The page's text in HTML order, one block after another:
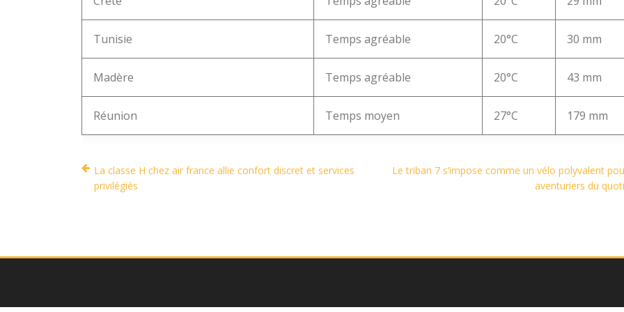
Tunisie Temps agréable 20°C 30 mm
Madère Temps agréable 20°C 43 mm
Réunion Temps moyen 27°C 179 mm
La classe H chez air france allie confort discret et services
privilégiés
Le triban 7 s’impose comme un vélo polyvalent
aventuriers du